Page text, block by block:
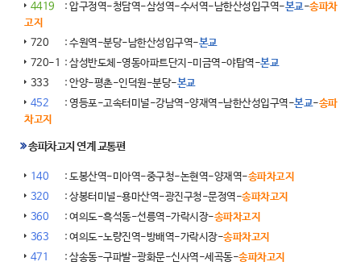
4419
: 압구정역-청담역-삼성역-수서역-남한산성입구역-본교-송파차
고지
720
: 수원역-분당-남한산성입구역-본교
720-1 : 삼성반도체-영동아파트단지-미금역-야탑역-본교
333
: 안양-평촌-인덕원-분당-본교
452
: 영등포-고속터미널-강남역-양재역-남한산성입구역-본교-송파
차고지
송파차고지 연계 교통편
140 : 도봉산역-미아역-중구청-논현역-양재역-송파차고지
320
: 상봉터미널-용마산역-광진구청-문정역-송파차고지
360
: 여의도-흑석동-선릉역-가락시장-송파차고지
363
: 여의도-노량진역-방배역-가락시장-송파차고지
471
: 삼송동-구파발-광화문-신사역-세곡동-송파차고지